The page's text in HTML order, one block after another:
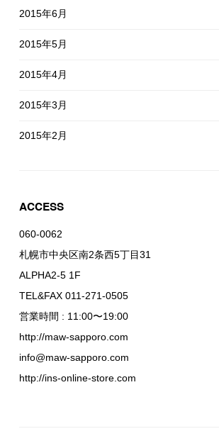
2015年6月
2015年5月
2015年4月
2015年3月
2015年2月
ACCESS
060-0062
札幌市中央区南2条西5丁目31
ALPHA2-5 1F
TEL&FAX 011-271-0505
営業時間 : 11:00〜19:00
http://maw-sapporo.com
info@maw-sapporo.com
http://ins-online-store.com